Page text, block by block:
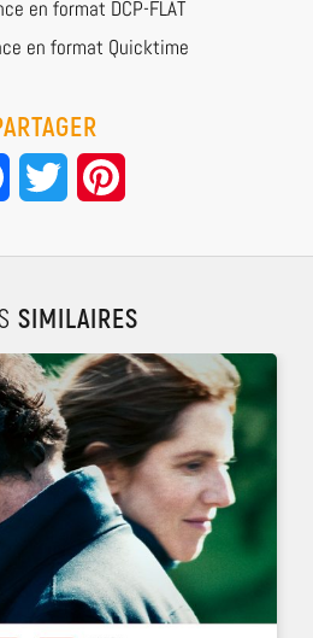
en format DCP-FLAT
en format Quicktime
Facebook Twitter
SIMILAIRES